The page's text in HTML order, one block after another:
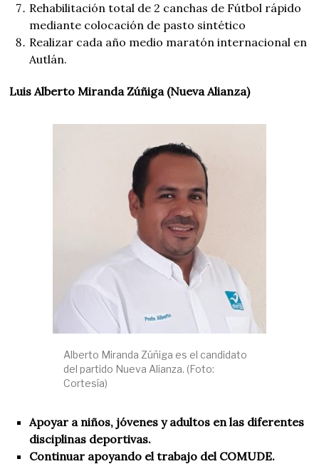
Rehabilitación total de 2 canchas de Fútbol rápido
mediante colocación de pasto sintético
Realizar cada año medio maratón internacional en
Autlán.
Luis Alberto Miranda Zúñiga (Nueva Alianza)
Alberto Miranda Zúñiga es el candidato
del partido Nueva Alianza. (Foto:
Cortesía)
Apoyar a niños, jóvenes y adultos en las diferentes
disciplinas deportivas.
Continuar apoyando el trabajo del COMUDE.